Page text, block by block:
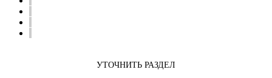
УТОЧНИТЬ РАЗДЕЛ